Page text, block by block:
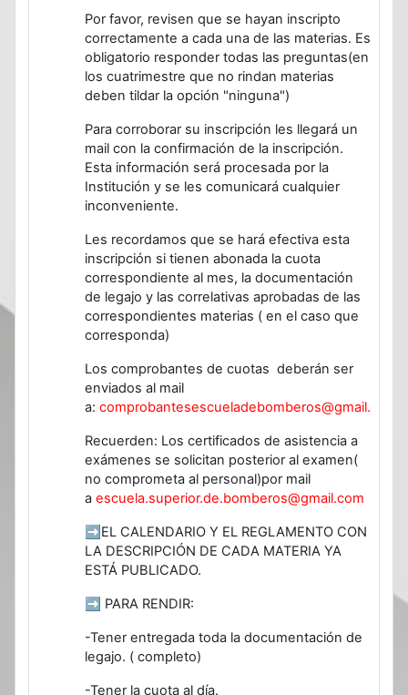
Por favor, revisen que se hayan inscripto
correctamente a cada una de las materias. Es
obligatorio responder todas las preguntas(en
los cuatrimestre que no rindan materias
deben tildar la opción "ninguna")
Para corroborar su inscripción les llegará un
mail con la confirmación de la inscripción.
Esta información será procesada por la
Institución y se les comunicará cualquier
inconveniente.
Les recordamos que se hará efectiva esta
inscripción si tienen abonada la cuota
correspondiente al mes, la documentación
de legajo y las correlativas aprobadas de las
correspondientes materias ( en el caso que
corresponda)
Los comprobantes de cuotas deberán ser
enviados al mail
a: comprobantesescueladebomberos@gmail.com
Recuerden: Los certificados de asistencia a
exámenes se solicitan posterior al examen(
no comprometa al personal)por mail
a escuela.superior.de.bomberos@gmail.com
➡EL CALENDARIO Y EL REGLAMENTO CON
LA DESCRIPCIÓN DE CADA MATERIA YA
ESTÁ PUBLICADO.
➡ PARA RENDIR:
-Tener entregada toda la documentación de
legajo. ( completo)
-Tener la cuota al día.